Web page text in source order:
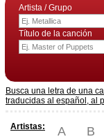
Artista / Grupo
Título de la canción
Busca una letra de una
traducidas al español, al
Artistas: A B